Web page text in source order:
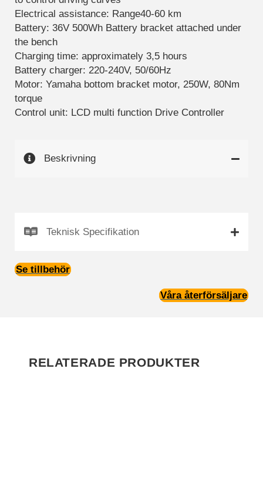
Electrical assistance: Range40-60 km
Battery: 36V 500Wh Battery bracket attached under
the bench
Charging time: approximately 3,5 hours
Battery charger: 220-240V, 50/60Hz
Motor: Yamaha bottom bracket motor, 250W, 80Nm
torque
Control unit: LCD multi function Drive Controller
Beskrivning
Teknisk Specifikation
Se tillbehör
Våra återförsäljare
RELATERADE PRODUKTER
annonser baserat
på de sidor de
besökte tidigare
och analysera
annonskampanjen.